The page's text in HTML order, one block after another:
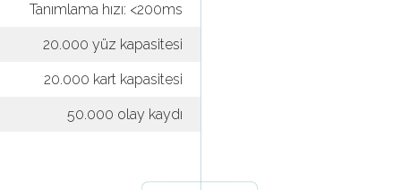
Tanımlama hızı: <200ms
20.000 yüz kapasitesi
20.000 kart kapasitesi
50.000 olay kaydı